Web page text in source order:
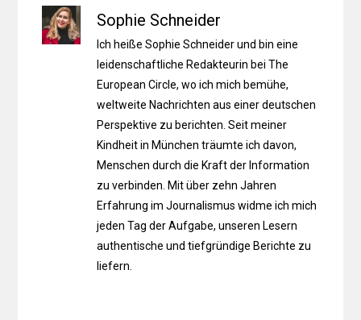
Sophie Schneider
Ich heiße Sophie Schneider und bin eine
leidenschaftliche Redakteurin bei The
European Circle, wo ich mich bemühe,
weltweite Nachrichten aus einer deutschen
Perspektive zu berichten. Seit meiner
Kindheit in München träumte ich davon,
Menschen durch die Kraft der Information
zu verbinden. Mit über zehn Jahren
Erfahrung im Journalismus widme ich mich
jeden Tag der Aufgabe, unseren Lesern
authentische und tiefgründige Berichte zu
liefern.